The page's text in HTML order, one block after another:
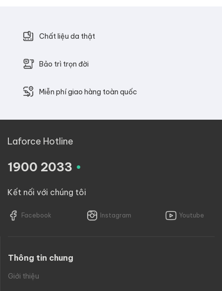
Chất liệu da thật
Bảo trì trọn đời
Miễn phí giao hàng toàn quốc
Laforce Hotline
1900 2033 .
Kết nối với chúng tôi
Facebook Instagram Youtube
Thông tin chung
Giới thiệu